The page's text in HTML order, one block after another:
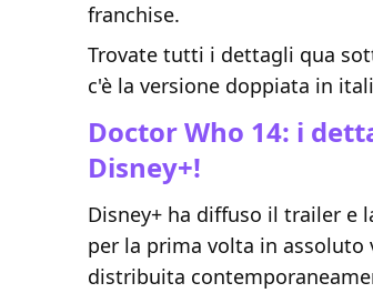
franchise.
Trovate tutti i dettagli qua
c'è la versione doppiata in
Doctor Who 14: i
Disney+!
Disney+ ha diffuso il trailer e
per la prima volta in
distribuita